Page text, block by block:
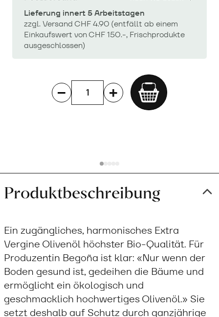
Lieferung innert 5 Arbeitstagen
zzgl. Versand CHF 4.90 (entfällt ab einem
Einkaufswert von CHF 150.-, Frischprodukte
ausgeschlossen)
Add
Produktbeschreibung
Ein zugängliches, harmonisches Extra
Vergine Olivenöl höchster Bio-Qualität. Für
Produzentin Begoña ist klar: «Nur wenn der
Boden gesund ist, gedeihen die Bäume und
ermöglicht ein ökologisch und
geschmacklich hochwertiges Olivenöl.» Sie
setzt deshalb auf Schutz durch ganzjährige